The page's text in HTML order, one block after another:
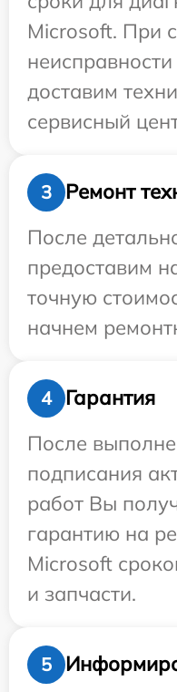
Microsoft. При
доставим
сервисный
3
Ремонт
После
предоставим
точную
начнем
4
Гарантия
После
подписания
работ Вы
гарантию на
Microsoft
и запчасти.
5